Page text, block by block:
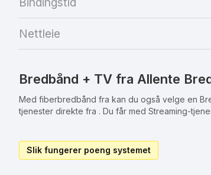
Nettleie
Bredbånd + TV fra Allente
Med fiberbredbånd fra kan du også velge en
tjenester direkte fra . Du får med Streaming-
Slik fungerer poeng systemet